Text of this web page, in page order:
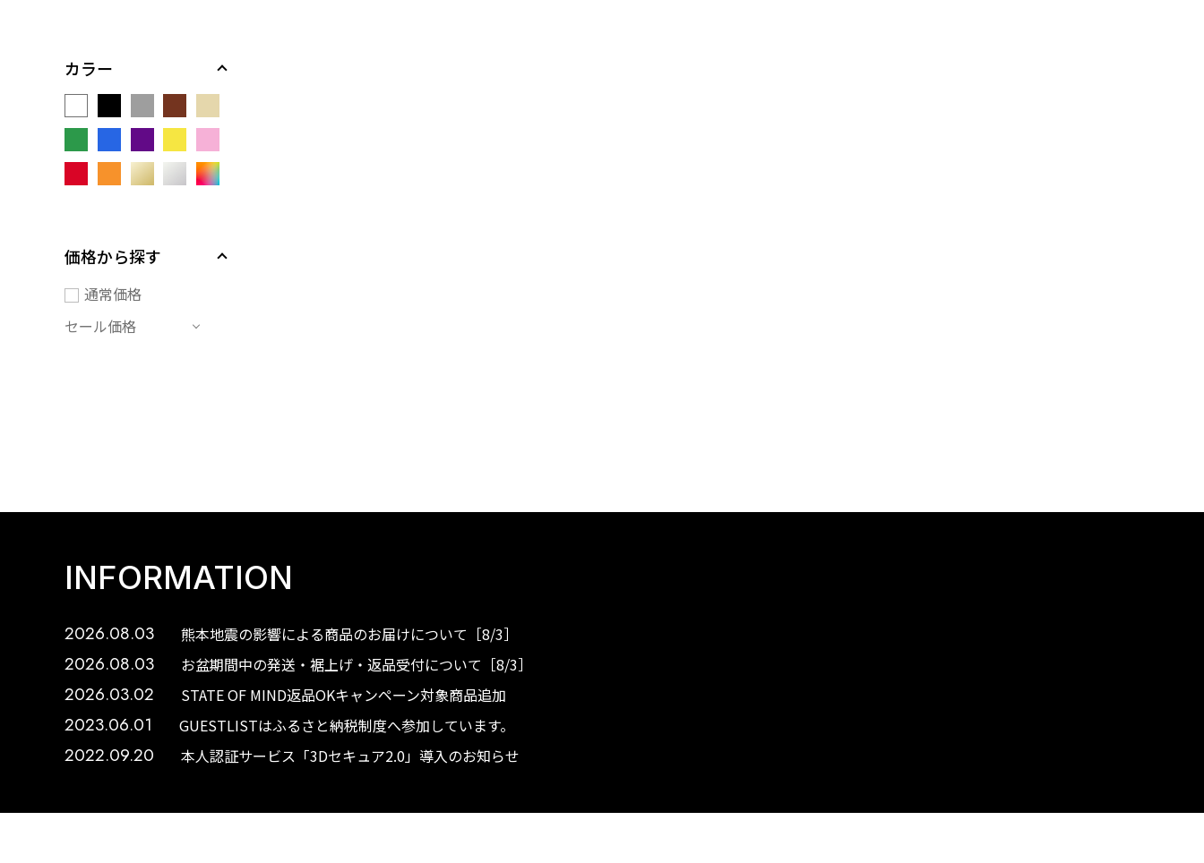
カラー
価格から探す
通常価格
セール価格
INFORMATION
2026.08.03 熊本地震の影響による商品のお届けについて［8/3］
2026.08.03 お盆期間中の発送・裾上げ・返品受付について［8/3］
2026.03.02 STATE OF MIND返品OKキャンペーン対象商品追加
2023.06.01 GUESTLISTはふるさと納税制度へ参加しています。
2022.09.20 本人認証サービス「3Dセキュア2.0」導入のお知らせ